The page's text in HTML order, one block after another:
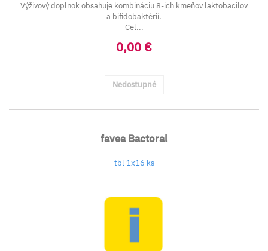
Výživový doplnok obsahuje kombináciu 8-ich kmeňov laktobacilov
a bifidobaktérií.
Cel...
0,00 €
Nedostupné
favea Bactoral
tbl 1x16 ks